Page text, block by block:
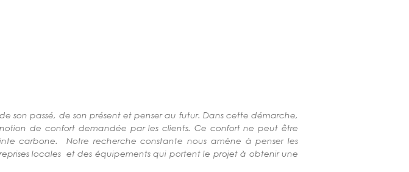
son passé, de son présent et penser au futur. Dans cette démarche,
de confort demandée par les clients. Ce confort ne peut être
carbone. Notre recherche constante nous amène à penser les
locales et des équipements qui portent le projet à obtenir une